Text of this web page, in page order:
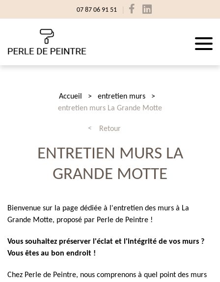
07 87 06 91 51
Accueil
entretien murs
entretien murs La Grande Motte
Retour
ENTRETIEN MURS LA
GRANDE MOTTE
Bienvenue sur la page dédiée à l'entretien des murs à La
Grande Motte, proposé par Perle de Peintre !
Vous souhaitez préserver l'éclat et l'intégrité de vos murs ?
Vous êtes au bon endroit !
Chez Perle de Peintre, nous comprenons à quel point des murs